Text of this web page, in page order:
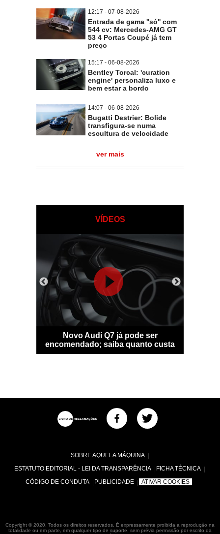
12:17 - 07-08-2026
Entrada de gama ''só'' com
544 cv: Mercedes-AMG GT
53 4 Portas Coupé já tem
preço
15:17 - 06-08-2026
Bentley Torcal: 'curation
engine' personaliza luxo e
bem estar a bordo
14:07 - 06-08-2026
Bugatti Destrier: Bolide
transfigura-se numa
escultura de velocidade
ver mais
VÍDEOS
Novo Audi Q7 já pode ser
encomendado; saiba quanto custa
SOBRE AQUELA MÁQUINA
ESTATUTO EDITORIAL - LEI DA TRANSPARÊNCIA
FICHA TÉCNICA
CÓDIGO DE CONDUTA
PUBLICIDADE ATIVAR COOKIES
Copyright © 2020. Todos os direitos reservados. É expressamente proibida a reprodução na
totalidade ou em parte, em qualquer tipo de suporte, sem prévia permissão por escrito da